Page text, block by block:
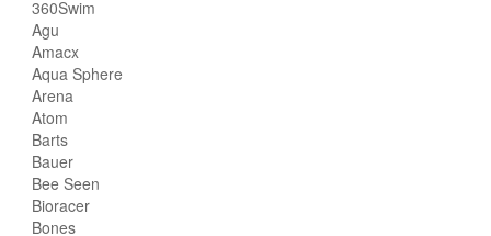
360Swim
Agu
Amacx
Aqua Sphere
Arena
Atom
Barts
Bauer
Bee Seen
Bioracer
Bones